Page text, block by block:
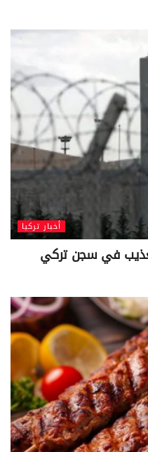
أخبار تركيا